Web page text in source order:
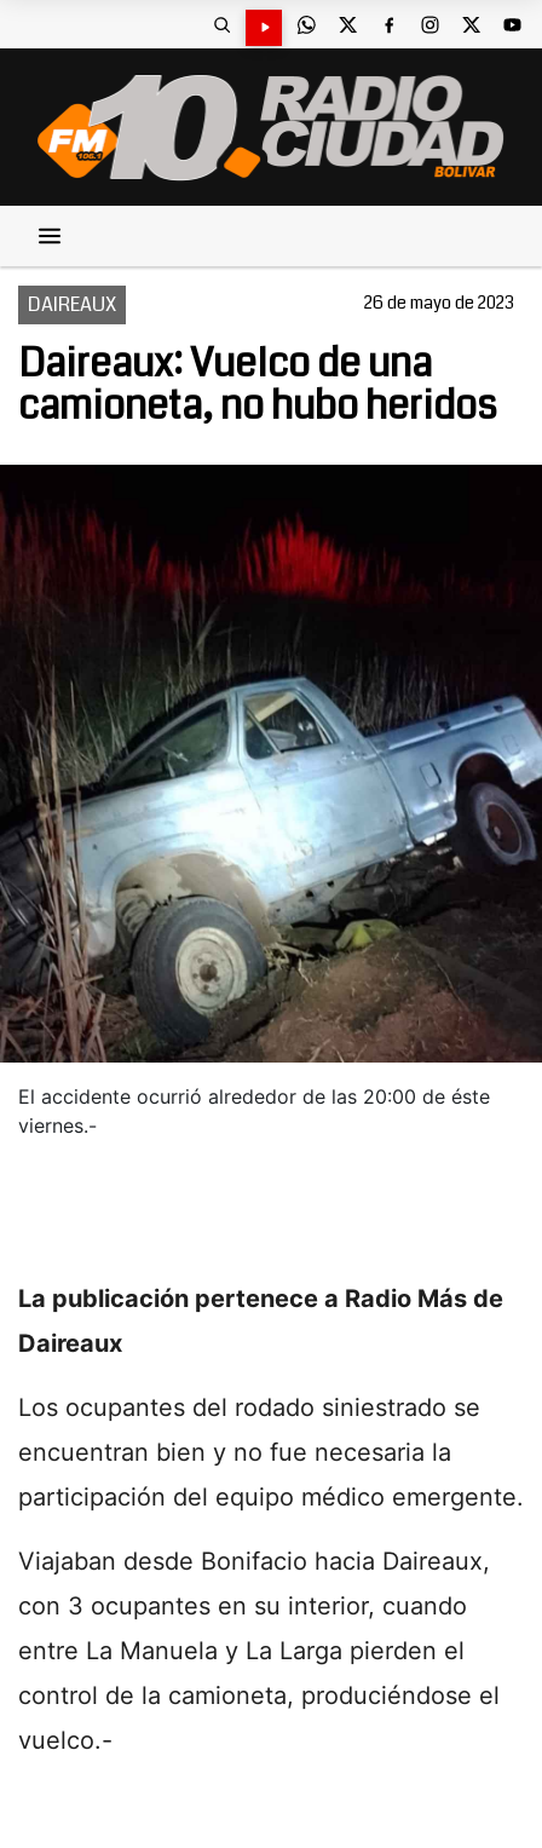
DAIREAUX 26 de mayo de 2023
Daireaux: Vuelco de una
camioneta, no hubo heridos
El accidente ocurrió alrededor de las 20:00 de éste
viernes.-
La publicación pertenece a Radio Más de
Daireaux
Los ocupantes del rodado siniestrado se
encuentran bien y no fue necesaria la
participación del equipo médico emergente.
Viajaban desde Bonifacio hacia Daireaux,
con 3 ocupantes en su interior, cuando
entre La Manuela y La Larga pierden el
control de la camioneta, produciéndose el
vuelco.-